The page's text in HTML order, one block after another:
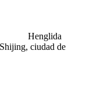
Henglida
ciudad de